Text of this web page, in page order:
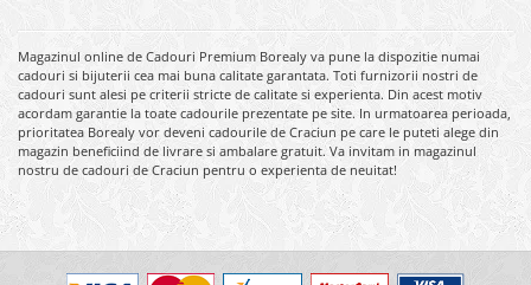
Magazinul online de Cadouri Premium Borealy va pune la dispozitie numai
cadouri si bijuterii cea mai buna calitate garantata. Toti furnizorii nostri de
cadouri sunt alesi pe criterii stricte de calitate si experienta. Din acest motiv
acordam garantie la toate cadourile prezentate pe site. In urmatoarea perioada,
prioritatea Borealy vor deveni cadourile de Craciun pe care le puteti alege din
magazin beneficiind de livrare si ambalare gratuit. Va invitam in magazinul
nostru de cadouri de Craciun pentru o experienta de neuitat!